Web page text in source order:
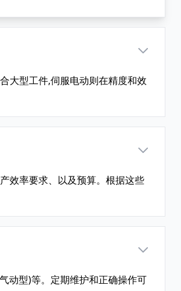
大型工件,伺服电动则在精度和效
效率要求、以及预算。根据这些
动型)等。定期维护和正确操作可